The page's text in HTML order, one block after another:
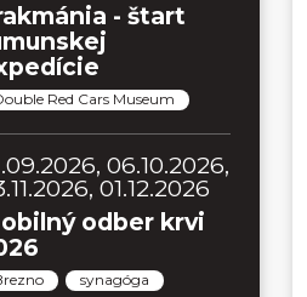
- štart
Red Cars Museum
06.10.2026,
01.12.2026
odber krvi
synagóga